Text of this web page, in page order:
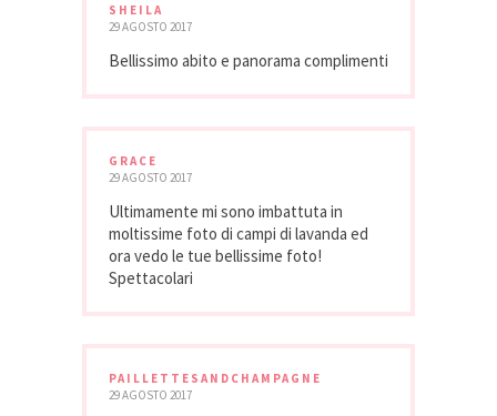
SHEILA
29 AGOSTO 2017
Bellissimo abito e panorama complimenti
GRACE
29 AGOSTO 2017
Ultimamente mi sono imbattuta in
moltissime foto di campi di lavanda ed
ora vedo le tue bellissime foto!
Spettacolari
PAILLETTESANDCHAMPAGNE
29 AGOSTO 2017